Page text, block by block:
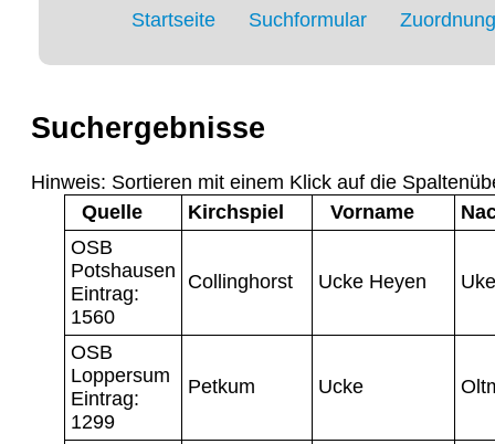
Startseite Suchformular
Suchergebnisse
Hinweis: Sortieren mit einem Klick auf die
Quelle
Kirchspiel Vorname
OSB
Potshausen
Eintrag:
1560
Collinghorst Ucke Heyen
OSB
Loppersum
Eintrag:
1299
Petkum Ucke